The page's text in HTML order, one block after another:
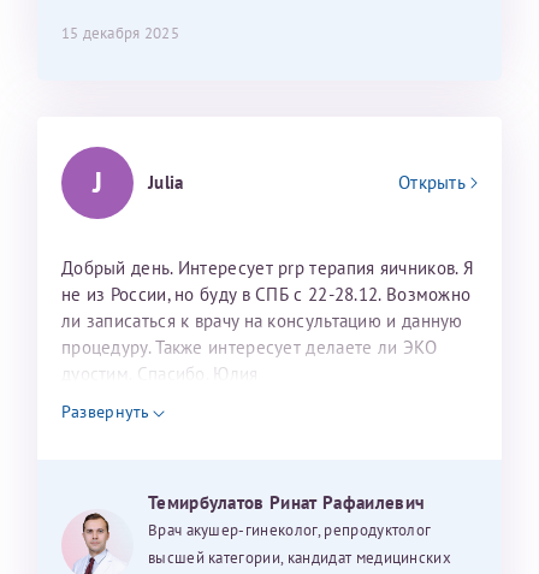
15 декабря 2025
J Julia Открыть
Добрый день. Интересует prp терапия яичников. Я
не из России, но буду в СПБ с 22-28.12. Возможно
ли записаться к врачу на консультацию и данную
процедуру. Также интересует делаете ли ЭКО
дуостим. Спасибо. Юлия
Развернуть
Темирбулатов Ринат Рафаилевич
Врач акушер-гинеколог, репродуктолог
высшей категории, кандидат медицинских